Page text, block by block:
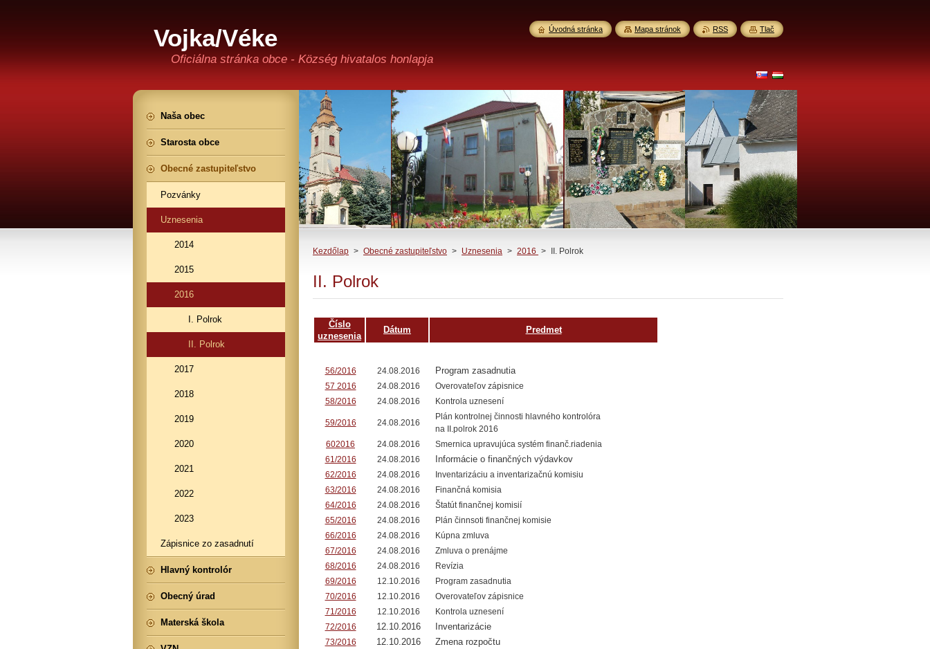
Vojka/Véke
Oficiálna stránka obce - Község hivatalos honlapja
Kezdőlap > Obecné zastupiteľstvo > Uznesenia > 2016 > II. Polrok
II. Polrok
Číslo
uznesenia
Dátum Predmet
56/2016 24.08.2016 Program zasadnutia
57 2016 24.08.2016
Overovateľov zápisnice
58/2016
24.08.2016 Kontrola uznesení
59/2016 24.08.2016
Plán kontrolnej činnosti hlavného kontrolóra
na II.polrok 2016
602016
24.08.2016
Smernica upravujúca systém finanč.riadenia
61/2016
24.08.2016 Informácie o finančných výdavkov
62/2016 24.08.2016
Inventarizáciu a inventarizačnú komisiu
63/2016
24.08.2016
Finančná komisia
64/2016
24.08.2016
Štatút finančnej komisií
65/2016
24.08.2016
Plán činnsoti finančnej komisie
66/2016
24.08.2016
Kúpna zmluva
67/2016
24.08.2016
Zmluva o prenájme
68/2016
24.08.2016
Revízia
69/2016
12.10.2016
Program zasadnutia
70/2016
12.10.2016
Overovateľov zápisnice
71/2016
12.10.2016
Kontrola uznesení
72/2016
12.10.2016 Inventarizácie
73/2016 12.10.2016 Zmena rozpočtu
Naša obec
Starosta obce
Obecné zastupiteľstvo
Pozvánky
Uznesenia
2014
2015
2016
I. Polrok
II. Polrok
2017
2018
2019
2020
2021
2022
2023
Zápisnice zo zasadnutí
Hlavný kontrolór
Obecný úrad
Materská škola
Úvodná stránka Mapa stránok RSS Tlač